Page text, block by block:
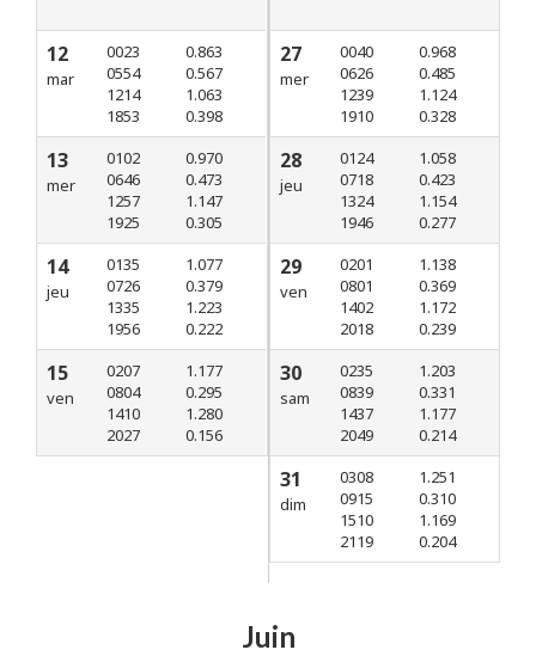
12
mar
0023
0554
1214
1853
0.863
0.567
1.063
0.398
13
mer
0102
0646
1257
1925
0.970
0.473
1.147
0.305
14
jeu
0135
0726
1335
1956
1.077
0.379
1.223
0.222
15
ven
0207
0804
1410
2027
1.177
0.295
1.280
0.156
27
mer
0040
0626
1239
1910
0.968
0.485
1.124
0.328
28
jeu
0124
0718
1324
1946
1.058
0.423
1.154
0.277
29
ven
0201
0801
1402
2018
1.138
0.369
1.172
0.239
30
sam
0235
0839
1437
2049
1.203
0.331
1.177
0.214
31
dim
0308
0915
1510
2119
1.251
0.310
1.169
0.204
Juin